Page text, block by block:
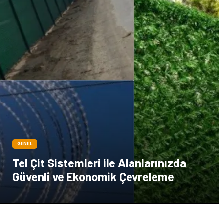
Sigorta Veteriner
kadınlar ve takı sağlık
Spor Malzemeleri
GENEL
Tel Çit Sistemleri ile Alanlarınızda
Güvenli ve Ekonomik Çevreleme